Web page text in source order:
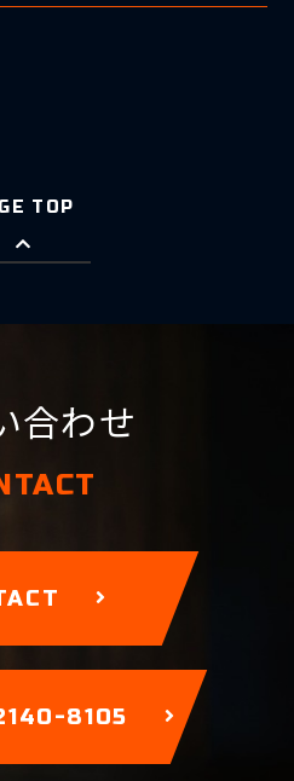
TOP
合わせ
8105